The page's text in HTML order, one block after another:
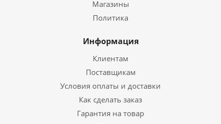
Магазины
Политика
Информация
Клиентам
Поставщикам
Условия оплаты и доставки
Как сделать заказ
Гарантия на товар